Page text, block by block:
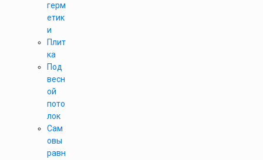
герм
етик
и
Плит
ка
Под
весн
ой
пото
лок
Сам
овы
равн